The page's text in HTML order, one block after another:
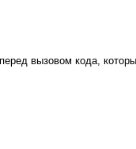
вызовом кода,